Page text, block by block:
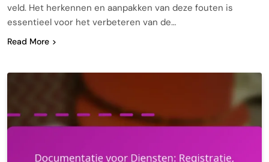
veld. Het herkennen en aanpakken van deze fouten is
essentieel voor het verbeteren van de…
Read More